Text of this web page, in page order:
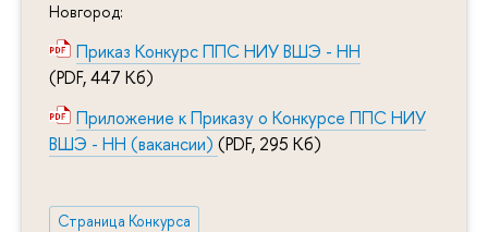
Новгород:
Приказ Конкурс ППС НИУ ВШЭ - НН
(PDF, 447 Кб)
Приложение к Приказу о Конкурсе ППС НИУ
ВШЭ - НН (вакансии) (PDF, 295 Кб)
Страница Конкурса